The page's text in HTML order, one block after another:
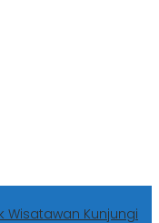
Wisatawan Kunjungi